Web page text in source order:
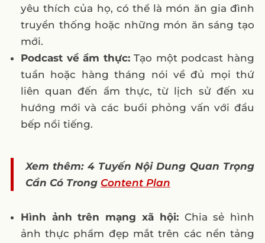
yêu thích của họ, có thể là món ăn gia đình
truyền thống hoặc những món ăn sáng tạo
mới.
Podcast về ẩm thực:Tạo một podcast hàng
tuần hoặc hàng tháng nói về đủ mọi thứ
liên quan đến ẩm thực, từ lịch sử đến xu
hướng mới và các buổi phỏng vấn với đầu
bếp nổi tiếng.
Xem thêm: 4 Tuyến Nội Dung Quan Trọng
Cần Có Trong Content Plan
Hình ảnh trên mạng xã hội:Chia sẻ hình
ảnh thực phẩm đẹp mắt trên các nền tảng